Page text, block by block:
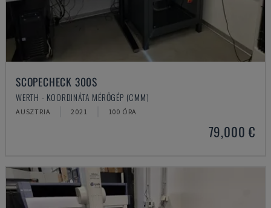
SCOPECHECK 300S
WERTH - KOORDINÁTA MÉRŐGÉP (CMM)
AUSZTRIA 2021 100 ÓRA
79,000 €